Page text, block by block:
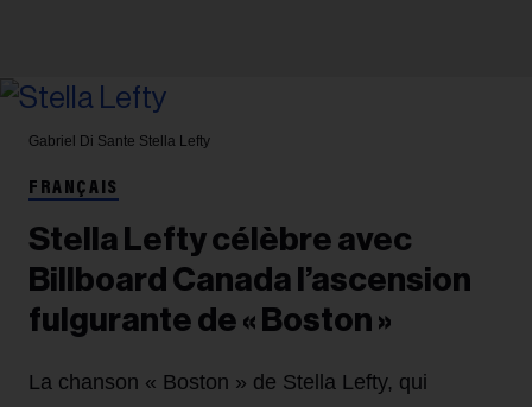
Gabriel Di Sante Stella Lefty
FRANÇAIS
Stella Lefty célèbre avec
Billboard Canada l’ascension
fulgurante de « Boston »
La chanson « Boston » de Stella Lefty, qui